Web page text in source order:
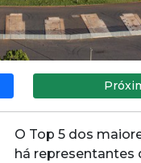
O Top 5 dos
há representantes